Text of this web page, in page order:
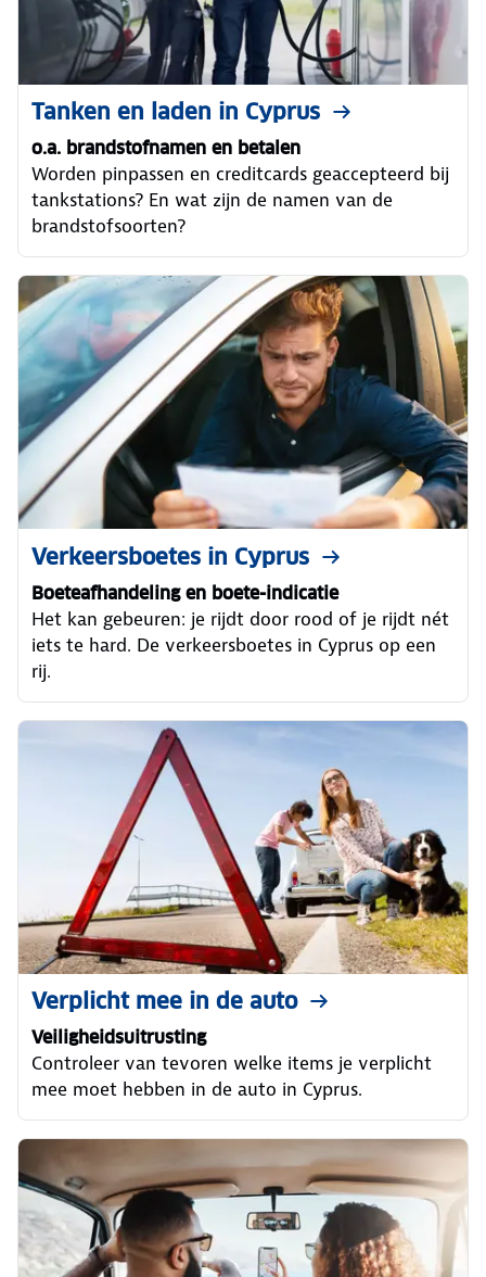
Tanken en laden in Cyprus
o.a. brandstofnamen en betalen
Worden pinpassen en creditcards geaccepteerd bij
tankstations? En wat zijn de namen van de
brandstofsoorten?
Verkeersboetes in Cyprus
Boeteafhandeling en boete-indicatie
Het kan gebeuren: je rijdt door rood of je rijdt nét
iets te hard. De verkeersboetes in Cyprus op een
rij.
Verplicht mee in de auto
Veiligheidsuitrusting
Controleer van tevoren welke items je verplicht
mee moet hebben in de auto in Cyprus.